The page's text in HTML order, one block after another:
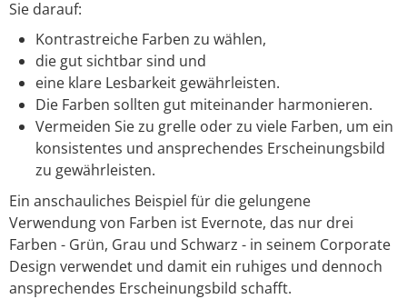
Sie darauf:
Kontrastreiche Farben zu wählen,
die gut sichtbar sind und
eine klare Lesbarkeit gewährleisten.
Die Farben sollten gut miteinander harmonieren.
Vermeiden Sie zu grelle oder zu viele Farben, um ein
konsistentes und ansprechendes Erscheinungsbild
zu gewährleisten.
Ein anschauliches Beispiel für die gelungene
Verwendung von Farben ist Evernote, das nur drei
Farben - Grün, Grau und Schwarz - in seinem Corporate
Design verwendet und damit ein ruhiges und dennoch
ansprechendes Erscheinungsbild schafft.